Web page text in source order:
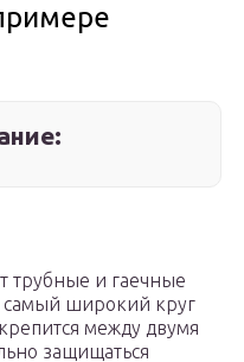
трубные и гаечные
самый широкий круг
между двумя
защищаться